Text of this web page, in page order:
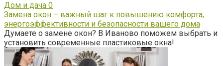
Дом и дача 0
Замена окон – важный шаг к повышению комфорта,
энергоэффективности и безопасности вашего дома
Думаете о замене окон? В Иваново поможем выбрать и
установить современные пластиковые окна!